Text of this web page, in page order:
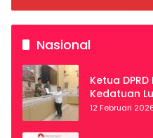
Nasional
Ketua
Kedatuan
12 Februari